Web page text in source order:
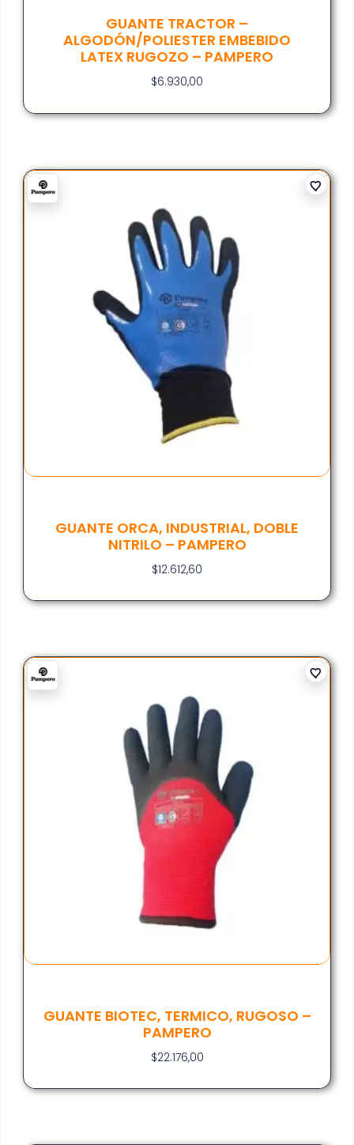
GUANTE TRACTOR –
ALGODÓN/POLIESTER EMBEBIDO
LATEX RUGOZO – PAMPERO
$6.930,00
GUANTE ORCA, INDUSTRIAL, DOBLE
NITRILO – PAMPERO
$12.612,60
GUANTE BIOTEC, TERMICO, RUGOSO –
PAMPERO
$22.176,00